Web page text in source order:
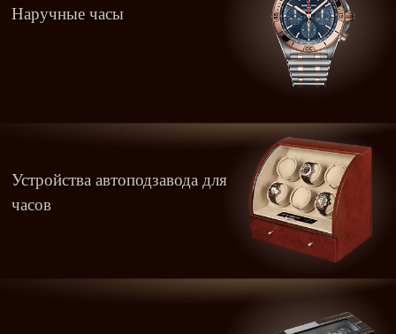
Наручные часы
Устройства автоподзавода для
часов